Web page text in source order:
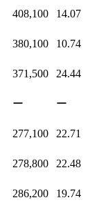
408,100 14.07
380,100 10.74
371,500 24.44
ー ー
277,100 22.71
278,800 22.48
286,200 19.74